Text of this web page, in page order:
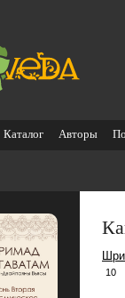
Каталог Авторы
10